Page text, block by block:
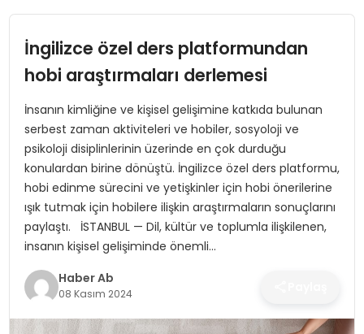
TEKNOLOJI
SPOR
SAĞLIK
MAGAZIN
YAŞAM
İngilizce özel ders platformundan
hobi araştırmaları derlemesi
İnsanın kimliğine ve kişisel gelişimine katkıda bulunan
serbest zaman aktiviteleri ve hobiler, sosyoloji ve
psikoloji disiplinlerinin üzerinde en çok durduğu
konulardan birine dönüştü. İngilizce özel ders platformu,
hobi edinme sürecini ve yetişkinler için hobi önerilerine
ışık tutmak için hobilere ilişkin araştırmaların sonuçlarını
paylaştı. İSTANBUL — Dil, kültür ve toplumla ilişkilenen,
insanın kişisel gelişiminde önemli…
Haber Ab
08 Kasım 2024